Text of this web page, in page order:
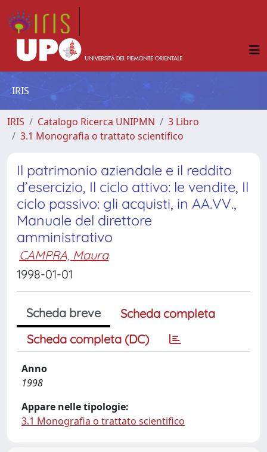
IRIS
IRIS Catalogo Ricerca UNIPMN
3 Libro
3.1 Monografia o trattato scientifico
Il patrimonio aziendale e il reddito
d’esercizio, Il ciclo attivo: le vendite, Il
ciclo passivo: gli acquisti, in AA.VV.,
Manuale del direttore
amministrativo
CAMPRA, Maura
1998-01-01
Scheda breve
Scheda completa
Scheda completa (DC)
Anno
1998
Appare nelle tipologie:
3.1 Monografia o trattato scientifico